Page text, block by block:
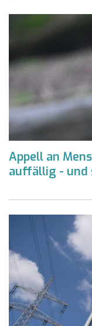
Appell an
auffällig - und